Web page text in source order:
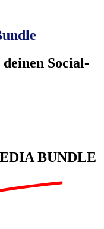
Social-
BUNDLE